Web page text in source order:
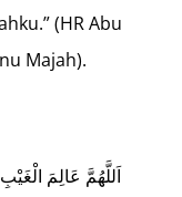
(HR Abu
Majah).
اَللَّهُمَّ عَالِمَ